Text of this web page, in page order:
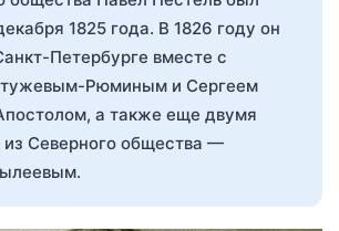
1825 года. В 1826 году он
Петербурге вместе с
Рюминым и Сергеем
а также еще двумя
Северного общества —